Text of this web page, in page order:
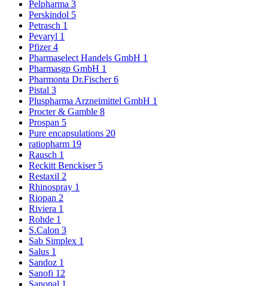
Pelpharma 3
Perskindol 5
Petrasch 1
Pevaryl 1
Pfizer4
Pharmaselect Handels GmbH 1
Pharmasgp GmbH 1
Pharmonta Dr.Fischer6
Pistal 3
Pluspharma Arzneimittel GmbH 1
Procter & Gamble 8
Prospan 5
Pure encapsulations 20
ratiopharm 19
Rausch 1
Reckitt Benckiser 5
Restaxil 2
Rhinospray 1
Riopan 2
Riviera 1
Rohde 1
S.Calon 3
Sab Simplex 1
Salus 1
Sandoz 1
Sanofi 12